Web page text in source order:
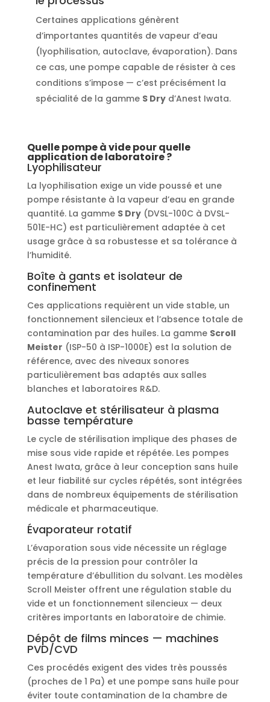
Certaines applications génèrent
d’importantes quantités de vapeur d’eau
(lyophilisation, autoclave, évaporation). Dans
ce cas, une pompe capable de résister à ces
conditions s’impose — c’est précisément la
spécialité de la gamme S Dryd’Anest Iwata.
Quelle pompe à vide pour quelle
application de laboratoire ?
Lyophilisateur
La lyophilisation exige un vide poussé et une
pompe résistante à la vapeur d’eau en grande
quantité. La gamme S Dry(DVSL-100C à DVSL-
501E-HC) est particulièrement adaptée à cet
usage grâce à sa robustesse et sa tolérance à
l’humidité.
Boîte à gants et isolateur de
confinement
Ces applications requièrent un vide stable, un
fonctionnement silencieux et l’absence totale de
contamination par des huiles. La gamme Scroll
Meister (ISP-50 à ISP-1000E) est la solution de
référence, avec des niveaux sonores
particulièrement bas adaptés aux salles
blanches et laboratoires R&D.
Autoclave et stérilisateur à plasma
basse température
Le cycle de stérilisation implique des phases de
mise sous vide rapide et répétée. Les pompes
Anest Iwata, grâce à leur conception sans huile
et leur fiabilité sur cycles répétés, sont intégrées
dans de nombreux équipements de stérilisation
médicale et pharmaceutique.
Évaporateur rotatif
L’évaporation sous vide nécessite un réglage
précis de la pression pour contrôler la
température d’ébullition du solvant. Les modèles
Scroll Meister offrent une régulation stable du
vide et un fonctionnement silencieux — deux
critères importants en laboratoire de chimie.
Dépôt de films minces — machines
PVD/CVD
Ces procédés exigent des vides très poussés
(proches de 1 Pa) et une pompe sans huile pour
éviter toute contamination de la chambre de